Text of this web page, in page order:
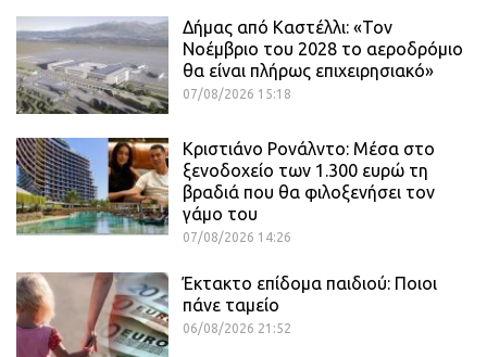
Δήμας από Καστέλλι: «Τον
Νοέμβριο του 2028 το αεροδρόμιο
θα είναι πλήρως επιχειρησιακό»
07/08/2026 15:18
Κριστιάνο Ρονάλντο: Μέσα στο
ξενοδοχείο των 1.300 ευρώ τη
βραδιά που θα φιλοξενήσει τον
γάμο του
07/08/2026 14:26
Έκτακτο επίδομα παιδιού: Ποιοι
πάνε ταμείο
06/08/2026 21:52